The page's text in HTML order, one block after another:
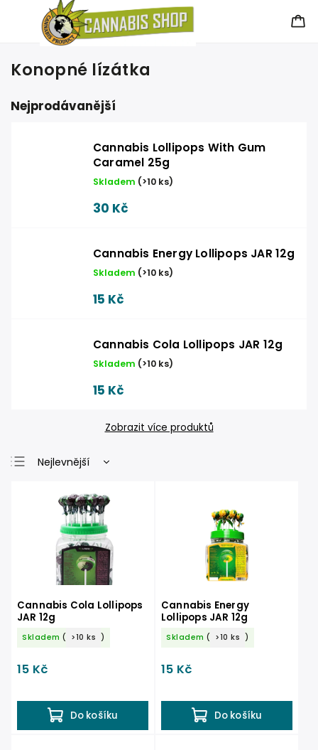
Konopné lízátka
Nejprodávanější
Cannabis Lollipops With Gum
Caramel 25g
Skladem (>10 ks)
30 Kč
Cannabis Energy Lollipops JAR 12g
Skladem (>10 ks)
15 Kč
Cannabis Cola Lollipops JAR 12g
Skladem (>10 ks)
15 Kč
Zobrazit více produktů
Nejlevnější
Nejprodávanější
Abecedně
Cannabis Cola Lollipops
JAR 12g
Skladem ( >10 ks )
15 Kč
Do košíku
Cannabis Energy
Lollipops JAR 12g
Skladem ( >10 ks )
15 Kč
Do košíku